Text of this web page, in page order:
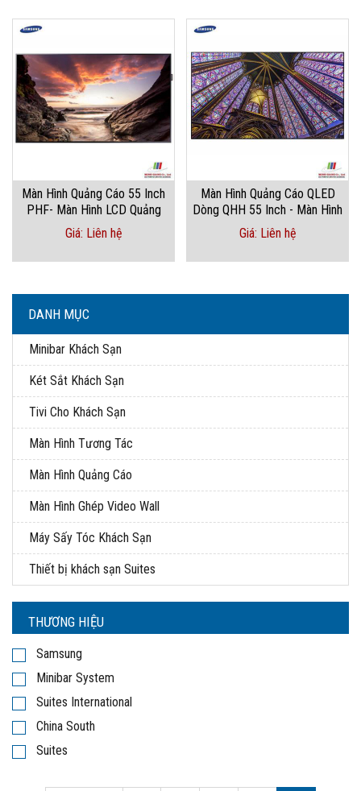
Màn Hình Quảng Cáo 55 Inch
PHF- Màn Hình LCD Quảng
Cáo
Giá: Liên hệ
Màn Hình Quảng Cáo QLED
Dòng QHH 55 Inch - Màn Hình
Quảng Cáo
Giá: Liên hệ
DANH MỤC
Minibar Khách Sạn
Két Sắt Khách Sạn
Tivi Cho Khách Sạn
Màn Hình Tương Tác
Màn Hình Quảng Cáo
Màn Hình Ghép Video Wall
Máy Sấy Tóc Khách Sạn
Thiết bị khách sạn Suites
THƯƠNG HIỆU
Samsung
Minibar System
Suites International
China South
Suites